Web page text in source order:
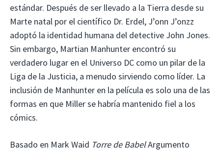
estándar. Después de ser llevado a la Tierra desde su
Marte natal por el científico Dr. Erdel, J’onn J’onzz
adoptó la identidad humana del detective John Jones.
Sin embargo, Martian Manhunter encontró su
verdadero lugar en el Universo DC como un pilar de la
Liga de la Justicia, a menudo sirviendo como líder. La
inclusión de Manhunter en la película es solo una de las
formas en que Miller se habría mantenido fiel a los
cómics.
Basado en Mark Waid Torre de BabelArgumento